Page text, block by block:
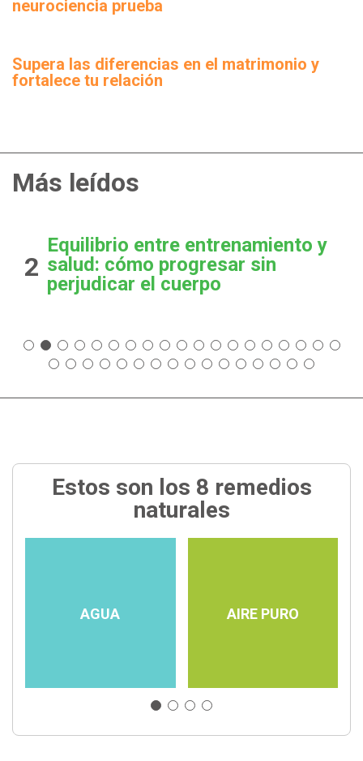
neurociencia prueba
Supera las diferencias en el matrimonio y
fortalece tu relación
Más leídos
2
Equilibrio entre entrenamiento y
salud: cómo progresar sin
perjudicar el cuerpo
Estos son los 8 remedios
naturales
AGUA AIRE PURO